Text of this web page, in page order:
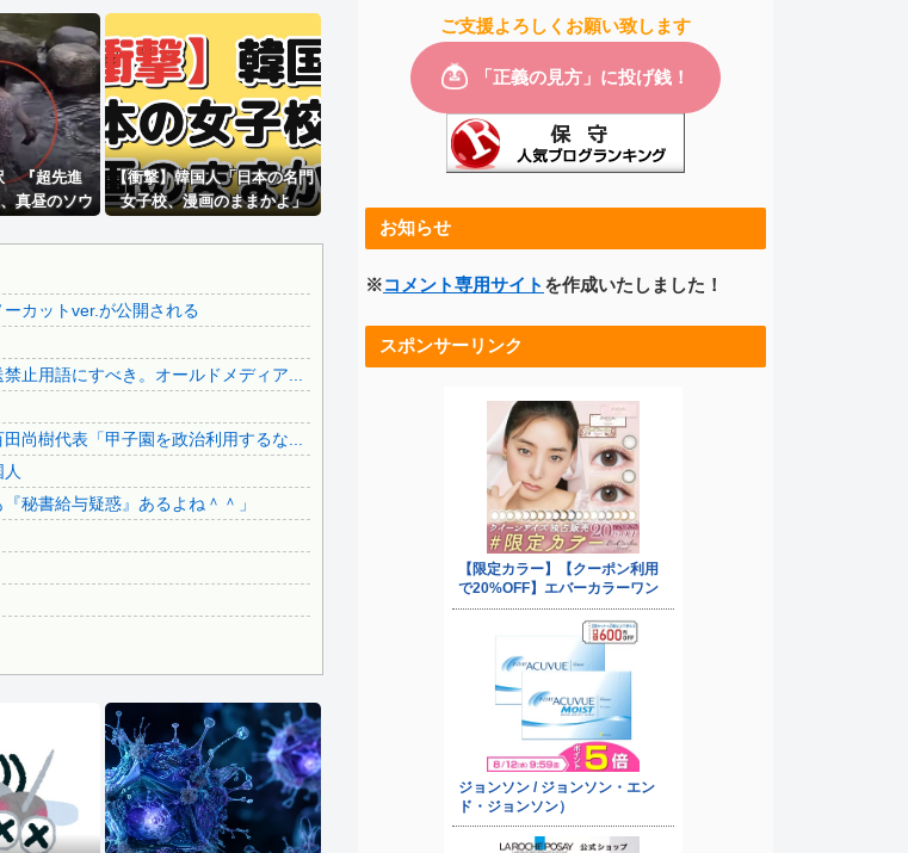
党の街宣車、ほんと碌でもないな
に55億円騙し取られた…」ワイ「はえー...
に熊本地震発生…熊本総合病院の例のカメ...
ん、意外とあるｗ
る「中国人に脅迫されていた」
支持者「『れいわ信者』『れいわ知能』は差...
と言ってない？」と財務官僚の増上慢っぷ...
めに予約した通路側の席に、見知らぬ母子...
たネパール国籍の男が逮捕されました #...
上の窃盗をしたトルコ国籍の男3人を逮...
いわ、新党移行に伴い旧グッズ半額セール...
日に１回燃えてる。
て騒音を撒き散らした反対派を警察が撤去...
ルすべきか…1万年ぶり史上最大級の火山の...
に…3月のカレンダーに日本の富士山・...
ボワールに0対4で完敗＝韓国の反応
相互RSS
『超先進
真昼のソウ
こで●を擦
【衝撃】韓国人「日本の名門
女子校、漫画のままかよ」
カットver.が公開される
止用語にすべき。オールドメディア...
尚樹代表「甲子園を政治利用するな...
秘書給与疑惑』あるよね＾＾」
ご支援よろしくお願い致します
お知らせ
※コメント専用サイト を作成いたしました！
スポンサーリンク